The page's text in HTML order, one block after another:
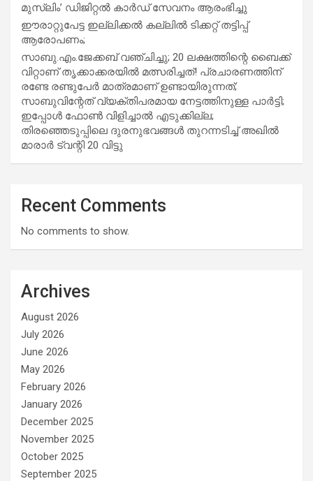
മുസ്ലിം’ ഡിജിറ്റല്‍ കാര്‍ഡ് സേവനം ആരംഭിച്ചു
ഈരാറ്റുപേട്ട ഇല്ലിക്കൽ കല്ലിൽ ടിക്കറ്റ് തട്ടിപ്പ്
ആരോപണം;
സാബു.എം.ജേക്കബ് വഞ്ചിച്ചു; 20 ലക്ഷത്തിന്റെ ബൈക്ക്
വിറ്റാണ് തൃക്കാക്കരയില്‍ മത്സരിച്ചത്! പ്രചാരണത്തിന്
രണ്ടേ രണ്ടുപേര്‍ മാത്രമാണ് ഉണ്ടായിരുന്നത്;
സാബുവിന്റേത് വ്യക്തിപരമായ നേട്ടത്തിനുള്ള പാര്‍ട്ടി;
ഇപ്പോള്‍ ഫോണ്‍ വിളിച്ചാല്‍ എടുക്കില്ല;
തിരഞ്ഞെടുപ്പിലെ ദുരനുഭവങ്ങള്‍ തുറന്നടിച്ച് അഖില്‍
മാരാര്‍ ട്വന്റി 20 വിട്ടു
Recent Comments
No comments to show.
Archives
August 2026
July 2026
June 2026
May 2026
February 2026
January 2026
December 2025
November 2025
October 2025
September 2025